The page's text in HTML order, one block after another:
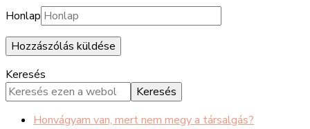
Honlap
Keresés
Keresés
Honvágyam van, mert nem megy a társalgás?